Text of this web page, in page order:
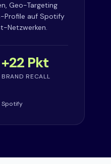
Geo-Targeting
Profile auf Spotify
Netzwerken.
+22 Pkt
BRAND RECALL
Spotify